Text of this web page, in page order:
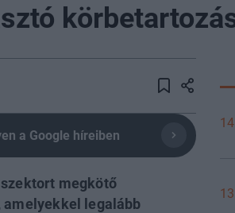
a Google híreiben
megkötő
amelyekkel legalább